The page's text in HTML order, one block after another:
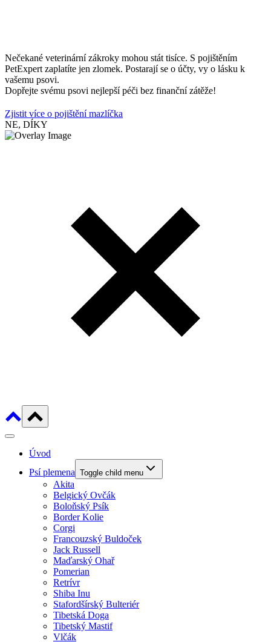
Nečekané veterinární zákroky mohou stát tisíce. S pojištěním
PetExpert zaplatíte jen zlomek. Postarají se o účty, vy o lásku k
vašemu psovi.
Dopřejte svému psovi nejlepší péči bez finanční zátěže!
Zjistit více o pojištění mazlíčka
NE, DÍKY
Úvod
Psí plemena Toggle child menu
Akita
Belgický Ovčák
Boloňský Psík
Border Kolie
Corgi
Francouzský Buldoček
Jack Russell
Maďarský Ohař
Pomerian
Retrívr
Shiba Inu
Stafordšírský Bulteriér
Tibetská Doga
Tibetský Mastif
Vlčák